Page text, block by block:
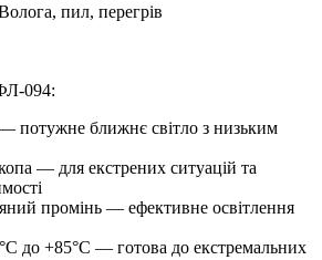
пил, перегрів
094:
— потужне ближнє світло з низьким
— для екстрених ситуацій та
промінь — ефективне освітлення
до +85°C — готова до екстремальних